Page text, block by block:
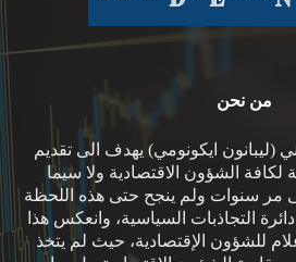
من نحن
(ليبانون ايكونومي) يهدف الى تقديم
لكافة الشؤون الاقتصادية ولا سيما
على مر سنوات ولم ينجح حتى هذه اللحظة
التجاذبات السياسية، وانعكس هذا
للشؤون الإقتصادية، حيث لم يتخذ